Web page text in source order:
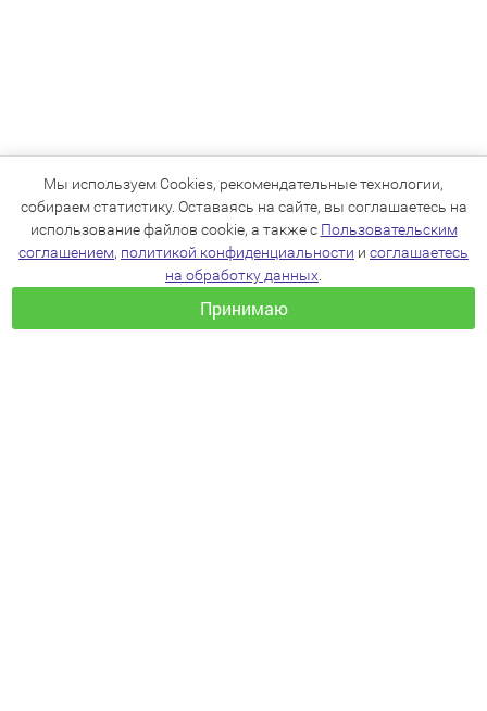
Мы используем Cookies, рекомендательные технологии,
собираем статистику. Оставаясь на сайте, вы соглашаетесь на
использование файлов cookie, а также с Пользовательским
соглашением, политикой конфиденциальности и соглашаетесь
на обработку данных
Принимаю